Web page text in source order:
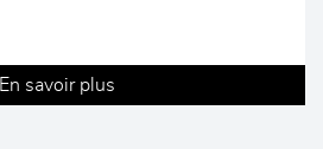
En savoir plus